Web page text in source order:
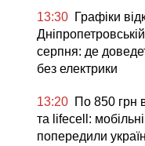
13:30 Графіки
серпня: де
без електрики
13:20 По 850 грн
та lifecell:
попередили